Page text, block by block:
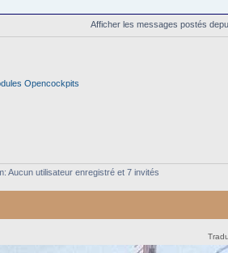
Afficher les messages postés
Opencockpits
Aucun utilisateur enregistré et 7 invités